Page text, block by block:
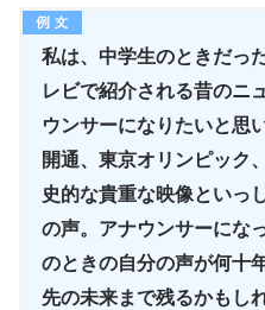
私は、中学生のときだっ
レビで紹介される昔のニ
ウンサーになりたいと思
開通、東京オリンピック
史的な貴重な映像といっ
の声。アナウンサーにな
のときの自分の声が何十
先の未来まで残るかもし